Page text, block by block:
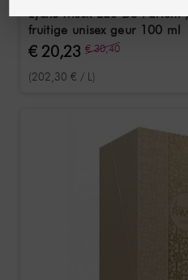
Lyche Musk Eau De
fruitige unisex geur 100 ml
€ 20,23 € 30,40
(202,30 € / L)